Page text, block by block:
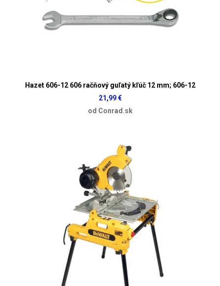
Hazet 606-12 606 račňový guľatý kľúč 12 mm; 606-12
21,99 €
od Conrad.sk